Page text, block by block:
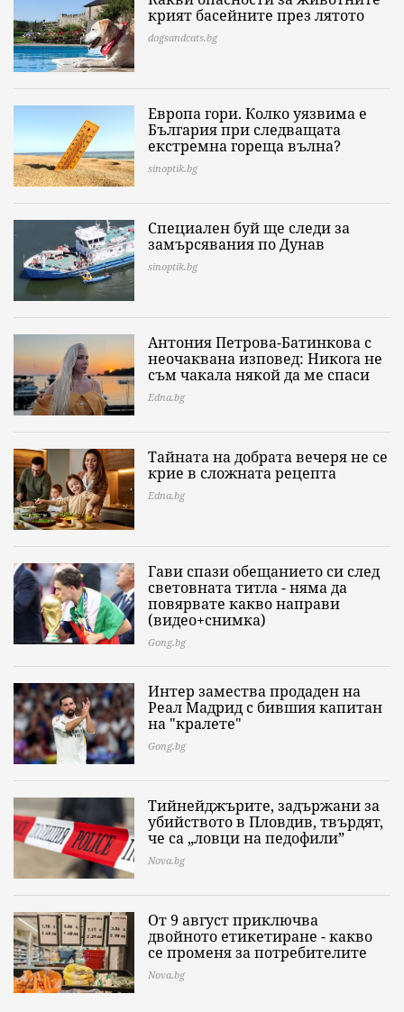
крият басейните през лятото
dogsandcats.bg
Европа гори. Колко уязвима е
България при следващата
екстремна гореща вълна?
sinoptik.bg
Специален буй ще следи за
замърсявания по Дунав
sinoptik.bg
Антония Петрова-Батинкова с
неочаквана изповед: Никога не
съм чакала някой да ме спаси
Edna.bg
Тайната на добрата вечеря не се
крие в сложната рецепта
Edna.bg
Гави спази обещанието си след
световната титла - няма да
повярвате какво направи
(видео+снимка)
Gong.bg
Интер замества продаден на
Реал Мадрид с бившия капитан
на "кралете"
Gong.bg
Тийнейджърите, задържани за
убийството в Пловдив, твърдят,
че са „ловци на педофили”
Nova.bg
От 9 август приключва
двойното етикетиране - какво
се променя за потребителите
Nova.bg